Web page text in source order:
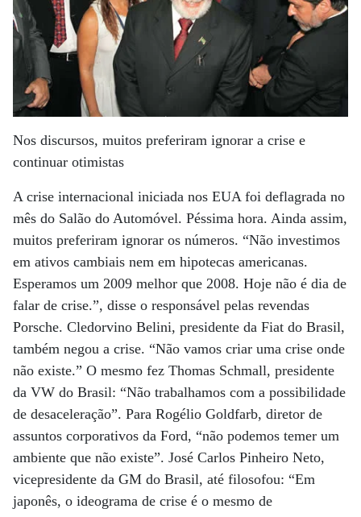
Nos discursos, muitos preferiram ignorar a crise e
continuar otimistas
A crise internacional iniciada nos EUA foi deflagrada no
mês do Salão do Automóvel. Péssima hora. Ainda assim,
muitos preferiram ignorar os números. “Não investimos
em ativos cambiais nem em hipotecas americanas.
Esperamos um 2009 melhor que 2008. Hoje não é dia de
falar de crise.”, disse o responsável pelas revendas
Porsche. Cledorvino Belini, presidente da Fiat do Brasil,
também negou a crise. “Não vamos criar uma crise onde
não existe.” O mesmo fez Thomas Schmall, presidente
da VW do Brasil: “Não trabalhamos com a possibilidade
de desaceleração”. Para Rogélio Goldfarb, diretor de
assuntos corporativos da Ford, “não podemos temer um
ambiente que não existe”. José Carlos Pinheiro Neto,
vicepresidente da GM do Brasil, até filosofou: “Em
japonês, o ideograma de crise é o mesmo de